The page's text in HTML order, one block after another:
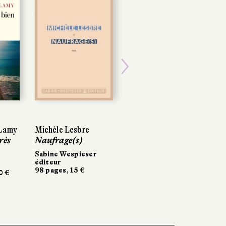
€
Michèle Lesbre
Naufrage(s)
Sabine Wespieser
éditeur
98 pages, 15 €